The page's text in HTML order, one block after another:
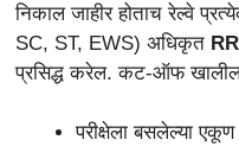
निकाल जाहीर होताच रेल्वे
SC, ST, EWS) अधिकृत
प्रसिद्ध करेल. कट-ऑफ
परीक्षेला बसलेल्या